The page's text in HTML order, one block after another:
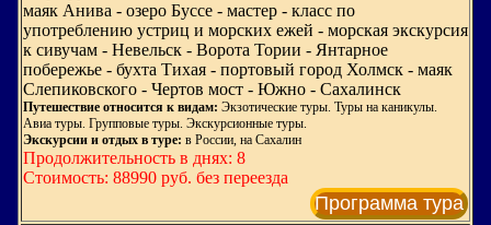
маяк Анива - озеро Буссе - мастер - класс по
употреблению устриц и морских ежей - морская экскурсия
к сивучам - Невельск - Ворота Тории - Янтарное
побережье - бухта Тихая - портовый город Холмск - маяк
Слепиковского - Чертов мост - Южно - Сахалинск
Путешествие относится к видам: Экзотические туры. Туры на каникулы.
Авиа туры. Групповые туры. Экскурсионные туры.
Экскурсии и отдых в туре: в России, на Сахалин
Продолжительность в днях: 8
Стоимость: 88990 руб. без переезда
Программа тура